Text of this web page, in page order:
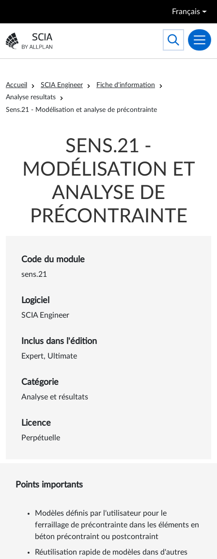
Français
Aller à la page d'accueil
Toggle
Search
Fil d'Ariane
Accueil SCIA Engineer
Fiche d'information
Analyse resultats
Sens.21 - Modélisation et analyse de précontrainte
SENS.21 -
MODÉLISATION ET
ANALYSE DE
PRÉCONTRAINTE
Code du module
sens.21
Logiciel
SCIA Engineer
Inclus dans l'édition
Expert, Ultimate
Catégorie
Analyse et résultats
Licence
Perpétuelle
Points importants
Modèles définis par l'utilisateur pour le
ferraillage de précontrainte dans les éléments en
béton précontraint ou postcontraint
Réutilisation rapide de modèles dans d'autres